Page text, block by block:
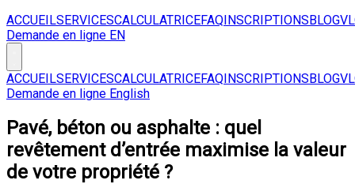
ACCUEILSERVICESCALCULATRICEFAQINSCRIPTIONSBLOG
Demande en ligne EN
ACCUEILSERVICESCALCULATRICEFAQINSCRIPTIONSBLOG
Demande en ligne English
Pavé, béton ou asphalte : quel
revêtement d’entrée maximise la valeur
de votre propriété ?